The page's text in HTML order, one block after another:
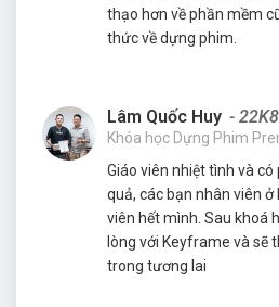
thạo hơn về phần mềm
thức về dựng phim.
Lâm Quốc Huy -
Khóa học Dựng Phim
Giáo viên nhiệt tình và
quả, các bạn nhân viên
viên hết mình. Sau khoá
lòng với Keyframe và sẽ
trong tương lai